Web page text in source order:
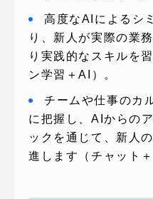
高度なAIによるシ
り、新人が実際の業
り実践的なスキルを
ン学習＋AI）。
チームや仕事のカ
に把握し、AIからの
ックを通じて、新人
進します（チャット＋